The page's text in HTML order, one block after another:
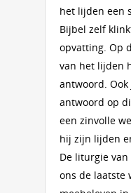
het lijden een
Bijbel zelf
opvatting. Op
van het lijden
antwoord. Ook
antwoord op
een zinvolle
hij zijn lijden
De liturgie
ons de laatste